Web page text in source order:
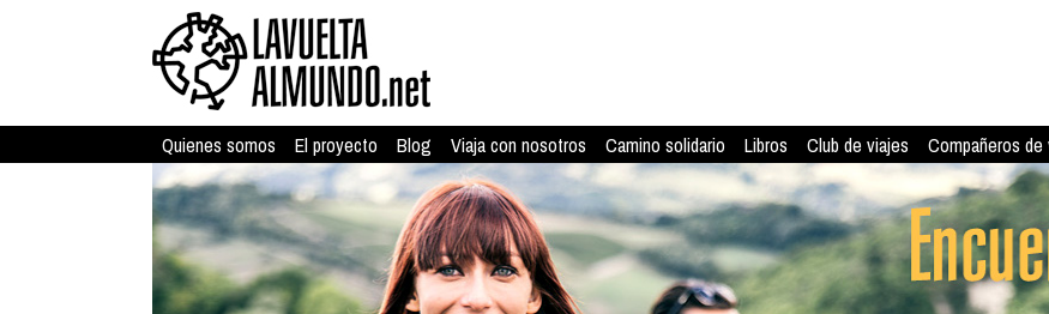
Quienes somos El proyecto Blog Viaja con nosotros Camino solidario Libros Club de viajes Compañeros de